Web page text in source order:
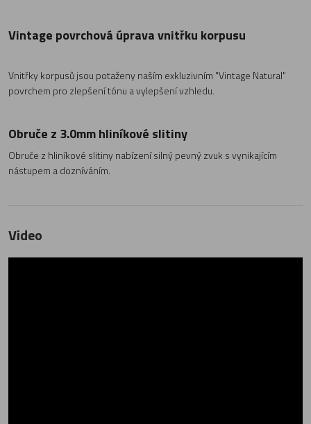
Vintage povrchová úprava vnitřku korpusu
Vnitřky korpusů jsou potaženy naším exkluzivním "Vintage Natural"
povrchem pro zlepšení tónu a vylepšení vzhledu.
Obruče z 3.0mm hliníkové slitiny
Obruče z hliníkové slitiny nabízení silný pevný zvuk s vynikajícím
nástupem a dozníváním.
Video